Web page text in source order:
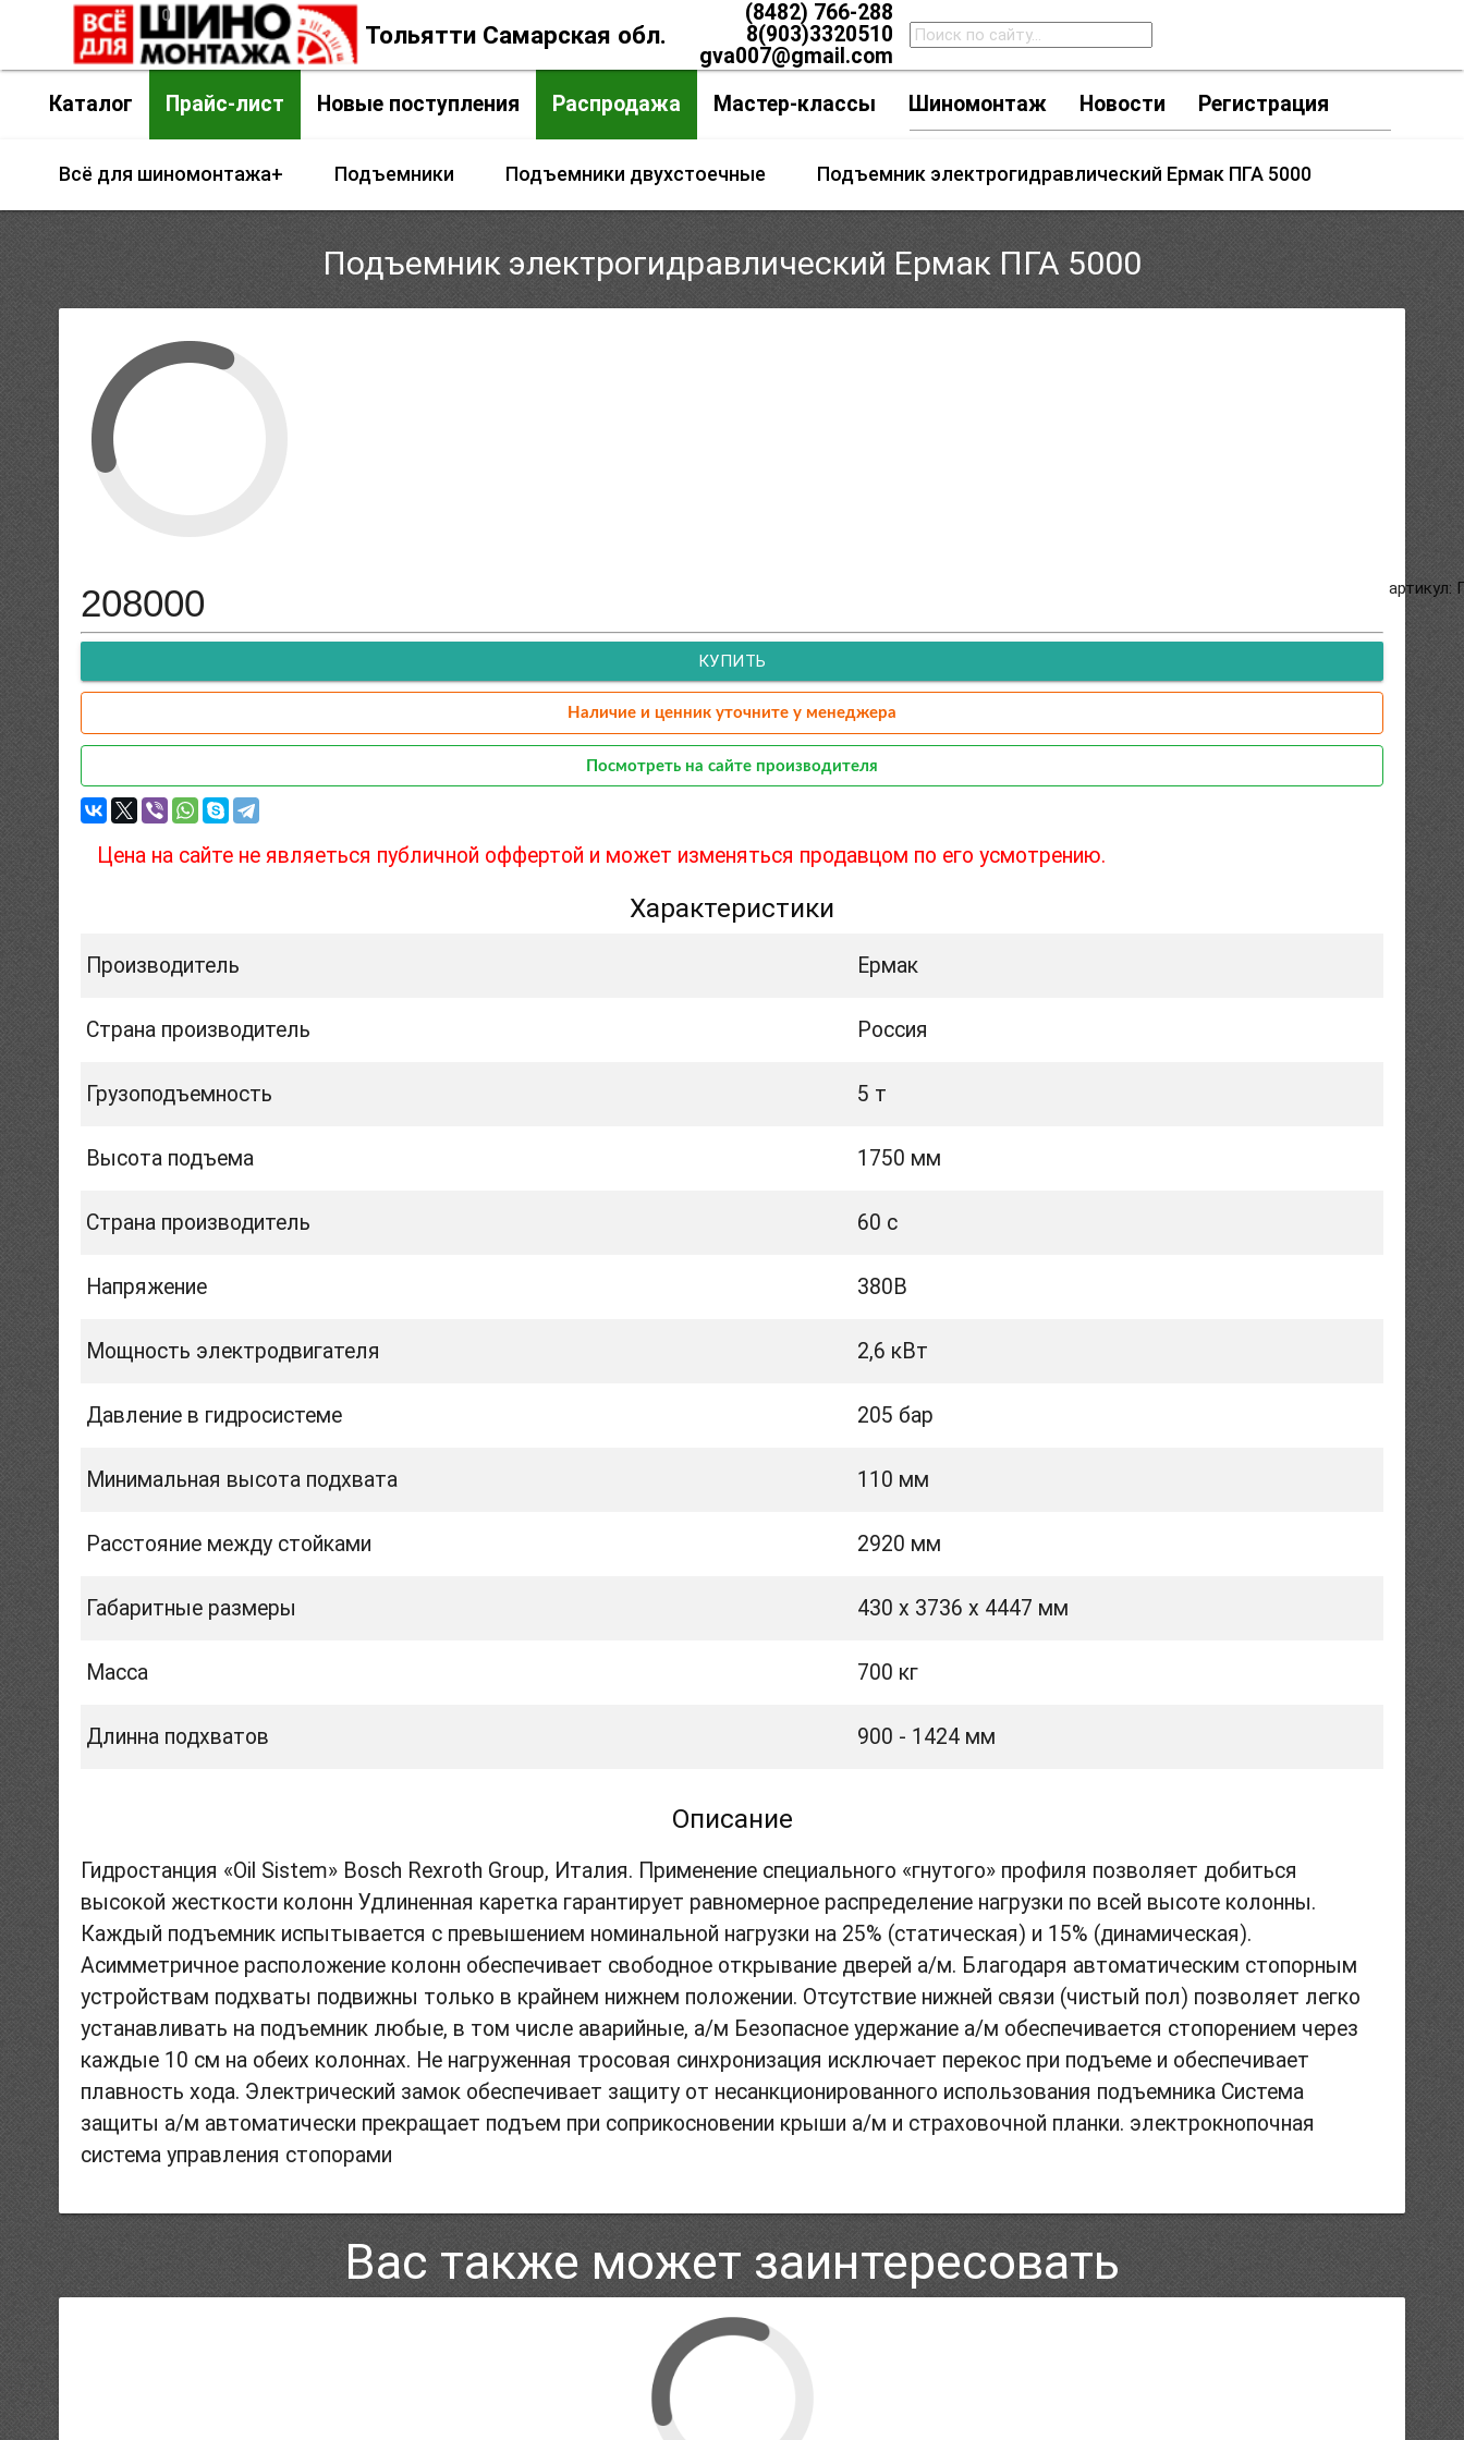
insert_chart
0
Контакты г. Тольятти Самарская обл.
(8482) 766-288
8(903)3320510
gva007@gmail.com
Каталог
Прайс-лист Новые поступления Распродажа Мастер-классы Шиномонтаж Новости Регистрация
Всё для шиномонтажа+ Подъемники Подъемники двухстоечные Подъемник электрогидравлический Ермак ПГА 5000
Подъемник электрогидравлический Ермак ПГА 5000
артикул:
208000
КУПИТЬ
Наличие и ценник уточните у менеджера
Посмотреть на сайте производителя
Цена на сайте не являеться публичной оффертой и может изменяться продавцом по его усмотрению.
Характеристики
Производитель Ермак
Страна производитель Россия
Грузоподъемность 5 т
Высота подъема 1750 мм
Страна производитель 60 с
Напряжение 380В
Мощность электродвигателя 2,6 кВт
Давление в гидросистеме 205 бар
Минимальная высота подхвата 110 мм
Расстояние между стойками 2920 мм
Габаритные размеры 430 х 3736 х 4447 мм
Масса 700 кг
Длинна подхватов 900 - 1424 мм
Описание
Гидростанция «Oil Sistem» Bosch Rexroth Group, Италия. Применение специального «гнутого» профиля позволяет добиться
высокой жесткости колонн Удлиненная каретка гарантирует равномерное распределение нагрузки по всей высоте колонны.
Каждый подъемник испытывается с превышением номинальной нагрузки на 25% (статическая) и 15% (динамическая).
Асимметричное расположение колонн обеспечивает свободное открывание дверей а/м. Благодаря автоматическим стопорным
устройствам подхваты подвижны только в крайнем нижнем положении. Отсутствие нижней связи (чистый пол) позволяет легко
устанавливать на подъемник любые, в том числе аварийные, а/м Безопасное удержание а/м обеспечивается стопорением через
каждые 10 см на обеих колоннах. Не нагруженная тросовая синхронизация исключает перекос при подъеме и обеспечивает
плавность хода. Электрический замок обеспечивает защиту от несанкционированного использования подъемника Система
защиты а/м автоматически прекращает подъем при соприкосновении крыши а/м и страховочной планки. электрокнопочная
система управления стопорами
Вас также может заинтересовать